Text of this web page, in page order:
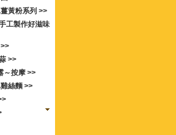
黃粉系列 >>
工製作好滋味
>>
～按摩 >>
絲麵 >>